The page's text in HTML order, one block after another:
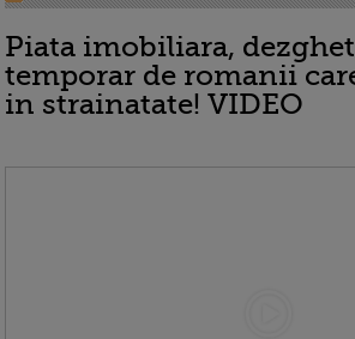
Piata imobiliara,
temporar de romanii
in strainatate! VIDEO